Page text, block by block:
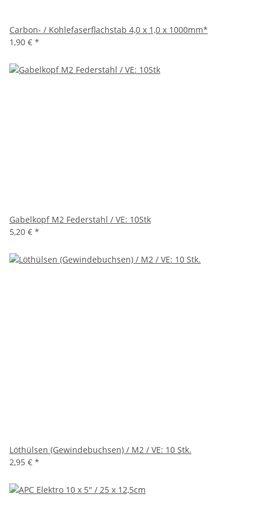
Carbon- / Kohlefaserflachstab 4,0 x 1,0 x 1000mm*
1,90 € *
Gabelkopf M2 Federstahl / VE: 10Stk
5,20 € *
Löthülsen (Gewindebuchsen) / M2 / VE: 10 Stk.
2,95 € *